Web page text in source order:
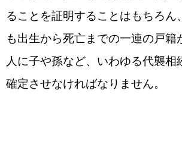
ることを証明することはもちろん
も出生から死亡までの一連の戸籍
人に子や孫など、いわゆる代襲相
確定させなければなりません。